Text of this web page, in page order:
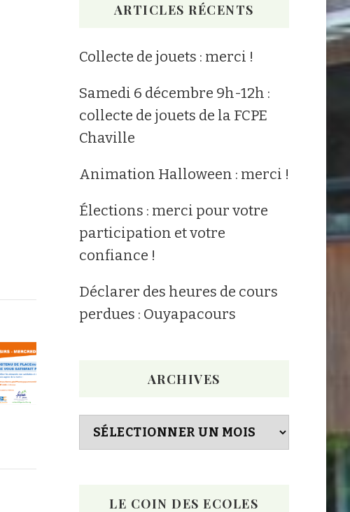
ARTICLES RÉCENTS
Collecte de jouets : merci !
Samedi 6 décembre 9h-12h :
collecte de jouets de la FCPE
Chaville
Animation Halloween : merci !
Élections : merci pour votre
participation et votre
confiance !
Déclarer des heures de cours
perdues : Ouyapacours
ARCHIVES
Archives
LE COIN DES ECOLES